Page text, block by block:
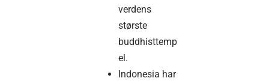
verdens
største
buddhisttemp
el.
Indonesia har